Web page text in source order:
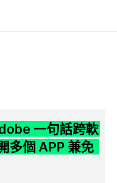
一句話跨軟
多個 APP 兼免